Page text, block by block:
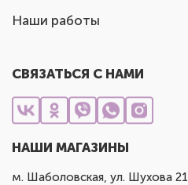
Наши работы
СВЯЗАТЬСЯ С НАМИ
НАШИ МАГАЗИНЫ
м. Шаболовская, ул. Шухова 21